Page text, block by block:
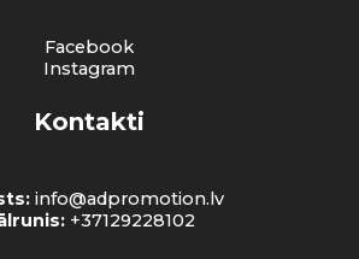
Facebook
Instagram
Kontakti
info@adpromotion.lv
+37129228102